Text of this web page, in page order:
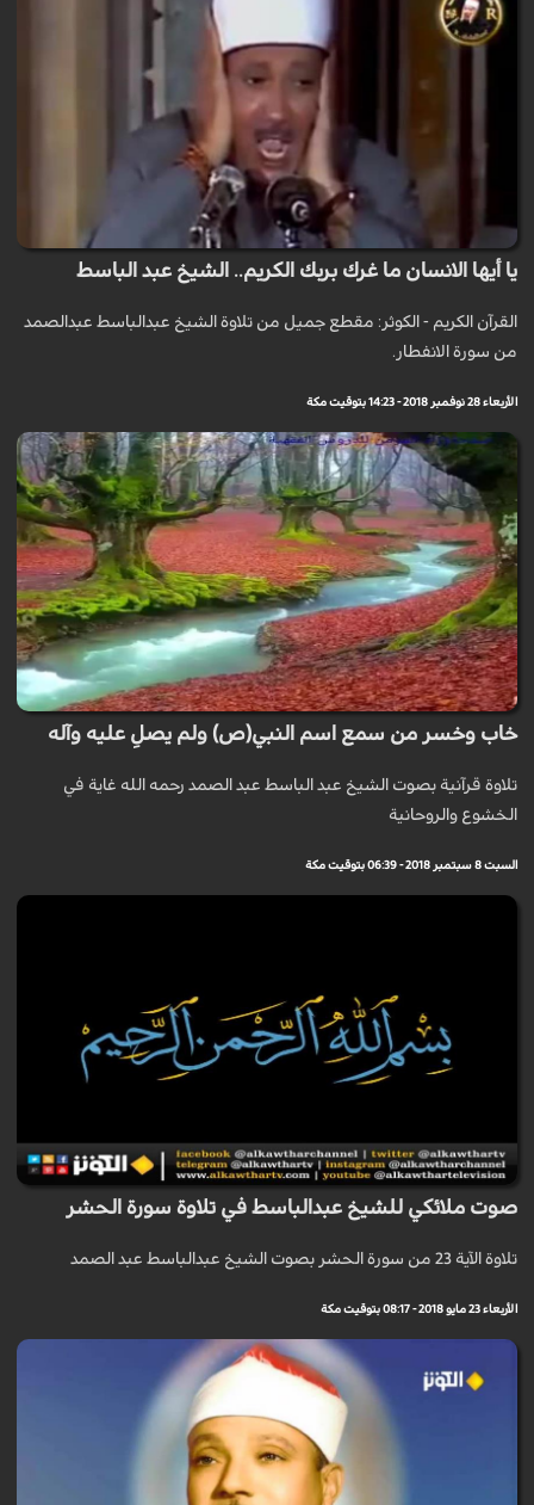
يا أيها الانسان ما غرك بربك الكريم.. الشيخ عبد الباسط
القرآن الكريم - الكوثر: مقطع جميل من تلاوة الشيخ عبدالباسط عبدالصمد
من سورة الانفطار.
الأربعاء 28 نوفمبر 2018 - 14:23 بتوقيت مكة
خاب وخسر من سمع اسم النبي(ص) ولم يصلِ عليه وآله
تلاوة قرآنية بصوت الشيخ عبد الباسط عبد الصمد رحمه الله غاية في
الخشوع والروحانية
السبت 8 سبتمبر 2018 - 06:39 بتوقيت مكة
صوت ملائكي للشيخ عبدالباسط في تلاوة سورة الحشر
تلاوة الآية 23 من سورة الحشر بصوت الشيخ عبدالباسط عبد الصمد
الأربعاء 23 مايو 2018 - 08:17 بتوقيت مكة